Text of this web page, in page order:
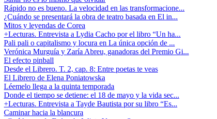
Rápido no es bueno. La velocidad en las transformacione...
¿Cuándo se presentará la obra de teatro basada en El in...
Mitos y leyendas de Corea
+Lecturas. Entrevista a Lydia Cacho por el libro “Un ha...
Pali pali o capitalismo y locura en La única opción de ...
Verónica Murguía y Zaría Abreu, ganadoras del Premio Gi...
El efecto pinball
Desde el Librero. T. 2, cap. 8: Entre poetas te veas
El Librero de Elena Poniatowska
Léemelo llega a la quinta temporada
Donde el tiempo se detiene: el 18 de mayo y la vida sec...
+Lecturas. Entrevista a Tayde Bautista por su libro “Es...
Caminar hacia la blancura